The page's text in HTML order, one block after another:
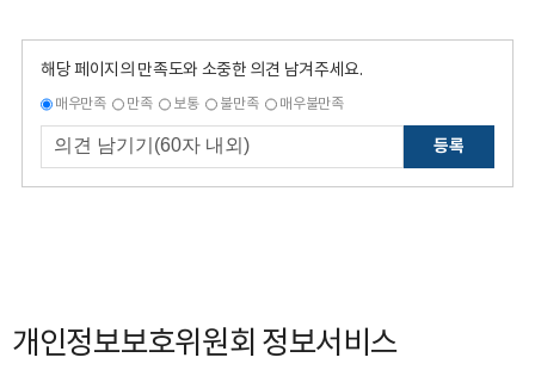
해당 페이지의 만족도와 소중한 의견 남겨주세요.
매우만족 만족 보통 불만족 매우불만족
등록
개인정보보호위원회 정보서비스